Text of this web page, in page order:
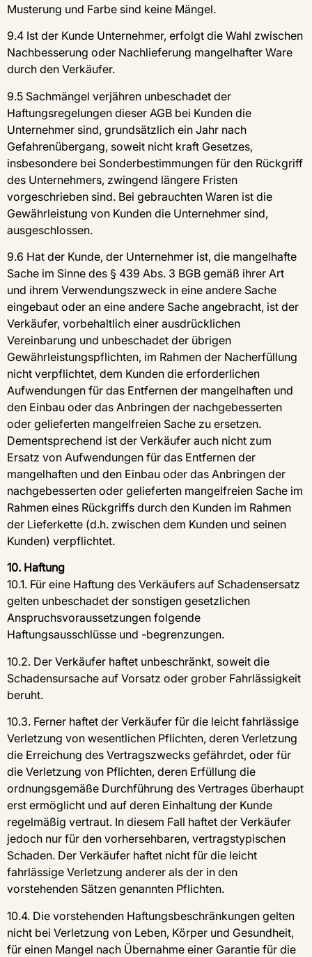
Musterung und Farbe sind keine Mängel.
9.4 Ist der Kunde Unternehmer, erfolgt die Wahl zwischen
Nachbesserung oder Nachlieferung mangelhafter Ware
durch den Verkäufer.
9.5 Sachmängel verjähren unbeschadet der
Haftungsregelungen dieser AGB bei Kunden die
Unternehmer sind, grundsätzlich ein Jahr nach
Gefahrenübergang, soweit nicht kraft Gesetzes,
insbesondere bei Sonderbestimmungen für den Rückgriff
des Unternehmers, zwingend längere Fristen
vorgeschrieben sind. Bei gebrauchten Waren ist die
Gewährleistung von Kunden die Unternehmer sind,
ausgeschlossen.
9.6 Hat der Kunde, der Unternehmer ist, die mangelhafte
Sache im Sinne des § 439 Abs. 3 BGB gemäß ihrer Art
und ihrem Verwendungszweck in eine andere Sache
eingebaut oder an eine andere Sache angebracht, ist der
Verkäufer, vorbehaltlich einer ausdrücklichen
Vereinbarung und unbeschadet der übrigen
Gewährleistungspflichten, im Rahmen der Nacherfüllung
nicht verpflichtet, dem Kunden die erforderlichen
Aufwendungen für das Entfernen der mangelhaften und
den Einbau oder das Anbringen der nachgebesserten
oder gelieferten mangelfreien Sache zu ersetzen.
Dementsprechend ist der Verkäufer auch nicht zum
Ersatz von Aufwendungen für das Entfernen der
mangelhaften und den Einbau oder das Anbringen der
nachgebesserten oder gelieferten mangelfreien Sache im
Rahmen eines Rückgriffs durch den Kunden im Rahmen
der Lieferkette (d.h. zwischen dem Kunden und seinen
Kunden) verpflichtet.
10. Haftung
10.1. Für eine Haftung des Verkäufers auf Schadensersatz
gelten unbeschadet der sonstigen gesetzlichen
Anspruchsvoraussetzungen folgende
Haftungsausschlüsse und -begrenzungen.
10.2. Der Verkäufer haftet unbeschränkt, soweit die
Schadensursache auf Vorsatz oder grober Fahrlässigkeit
beruht.
10.3. Ferner haftet der Verkäufer für die leicht fahrlässige
Verletzung von wesentlichen Pflichten, deren Verletzung
die Erreichung des Vertragszwecks gefährdet, oder für
die Verletzung von Pflichten, deren Erfüllung die
ordnungsgemäße Durchführung des Vertrages überhaupt
erst ermöglicht und auf deren Einhaltung der Kunde
regelmäßig vertraut. In diesem Fall haftet der Verkäufer
jedoch nur für den vorhersehbaren, vertragstypischen
Schaden. Der Verkäufer haftet nicht für die leicht
fahrlässige Verletzung anderer als der in den
vorstehenden Sätzen genannten Pflichten.
10.4. Die vorstehenden Haftungsbeschränkungen gelten
nicht bei Verletzung von Leben, Körper und Gesundheit,
für einen Mangel nach Übernahme einer Garantie für die